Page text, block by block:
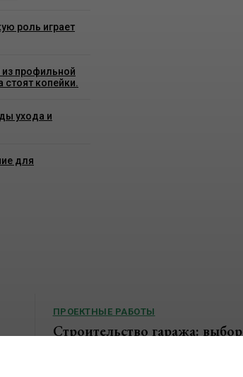
роль играет
из профильной
копейки.
ухода и
для
ПРОЕКТНЫЕ РАБОТЫ
Строительство гаража: выбор